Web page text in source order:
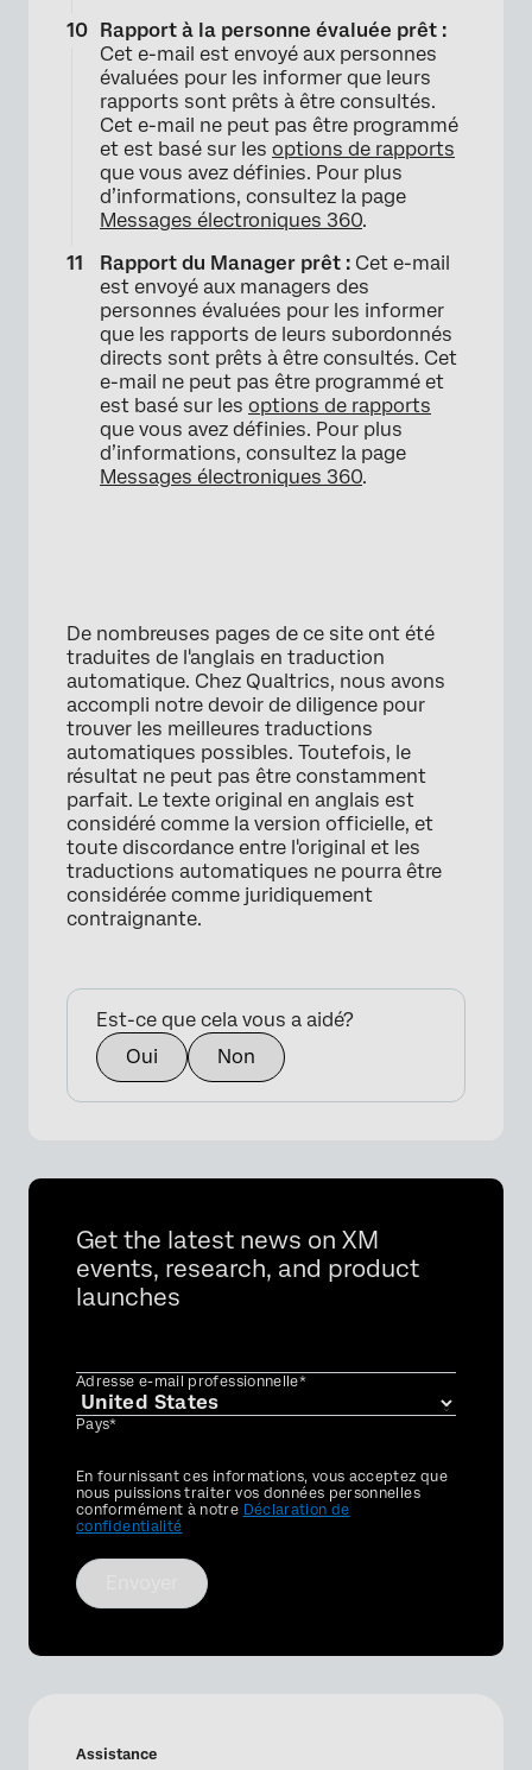
Rapport à la personne évaluée prêt :
Cet e-mail est envoyé aux personnes
évaluées pour les informer que leurs
rapports sont prêts à être consultés.
Cet e-mail ne peut pas être programmé
et est basé sur les options de rapports
que vous avez définies. Pour plus
d’informations, consultez la page
Messages électroniques 360.
Rapport du Manager prêt : Cet e-mail
est envoyé aux managers des
personnes évaluées pour les informer
que les rapports de leurs subordonnés
directs sont prêts à être consultés. Cet
e-mail ne peut pas être programmé et
est basé sur les options de rapports
que vous avez définies. Pour plus
d’informations, consultez la page
Messages électroniques 360.
De nombreuses pages de ce site ont été
traduites de l'anglais en traduction
automatique. Chez Qualtrics, nous avons
accompli notre devoir de diligence pour
trouver les meilleures traductions
automatiques possibles. Toutefois, le
résultat ne peut pas être constamment
parfait. Le texte original en anglais est
considéré comme la version officielle, et
toute discordance entre l'original et les
traductions automatiques ne pourra être
considérée comme juridiquement
contraignante.
Est-ce que cela vous a aidé?
Oui
Non
Get the latest news on XM
events, research, and product
launches
Adresse e-mail professionnelle*
Pays*
Privacy
Optin
En fournissant ces informations, vous acceptez que
nous puissions traiter vos données personnelles
conformément à notre Déclaration de
confidentialité
Assistance